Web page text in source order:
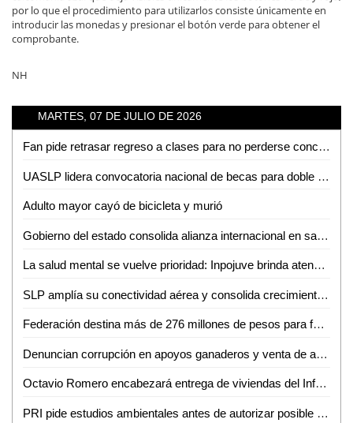
por lo que el procedimiento para utilizarlos consiste únicamente en
introducir las monedas y presionar el botón verde para obtener el
comprobante.
NH
MARTES, 07 DE JULIO DE 2026
Fan pide retrasar regreso a clases para no perderse concierto de Los Tigres del Norte en la Fenapo
UASLP lidera convocatoria nacional de becas para doble titulación en ingeniería con Francia
Adulto mayor cayó de bicicleta y murió
Gobierno del estado consolida alianza internacional en salud mental
La salud mental se vuelve prioridad: Inpojuve brinda atención psicológica en la Huasteca
SLP amplía su conectividad aérea y consolida crecimiento turistico y económico
Federación destina más de 276 millones de pesos para fortalecer la salud en SLP
Denuncian corrupción en apoyos ganaderos y venta de aretes
Octavio Romero encabezará entrega de viviendas del Infonavit en Ciudad Valles
PRI pide estudios ambientales antes de autorizar posible fracking en la Huasteca Potosina